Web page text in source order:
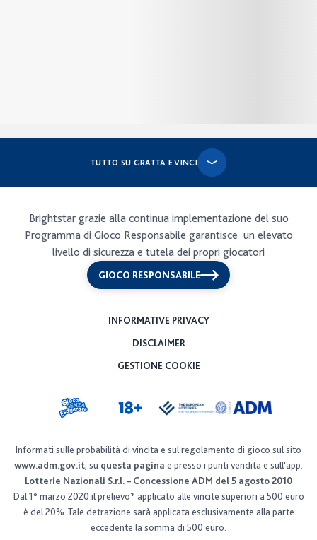
TUTTO SU GRATTA E VINCI
I biglietti nel punto vendita
New Sette e Mezzo
Tombola Mini
Un'estate al mare mini
Brightstar grazie alla continua implementazione del suo
Programma di Gioco Responsabile garantisce un elevato
livello di sicurezza e tutela dei propri giocatori
GIOCO RESPONSABILE
INFORMATIVE PRIVACY
DISCLAIMER
GESTIONE COOKIE
Informati sulle probabilità di vincita e sul regolamento di gioco sul sito
www.adm.gov.it, su questa pagina e presso i punti vendita e sull'app.
Lotterie Nazionali S.r.l. – Concessione ADM del 5 agosto 2010
Dal 1° marzo 2020 il prelievo* applicato alle vincite superiori a 500 euro
è del 20%. Tale detrazione sarà applicata esclusivamente alla parte
eccedente la somma di 500 euro.